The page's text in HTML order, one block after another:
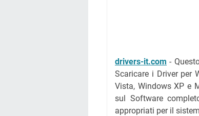
drivers-it.com -
Scaricare i Driver per
Vista, Windows XP e
sul Software
appropriati per il